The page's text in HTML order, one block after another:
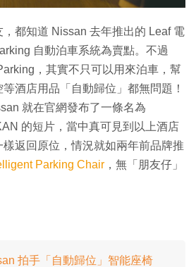
都知道 Nissan 去年推出的 Leaf 電
自動泊車系統為賣點。不過
，其實不只可以用來泊車，幫
酒店用品「自動歸位」都無問題！
就在官網發布了一條名為
的短片，當中真可見到以上酒店
樣返回原位，情況就如兩年前品牌推
Parking Chair ，無「朋友仔」
拍手「自動歸位」智能座椅